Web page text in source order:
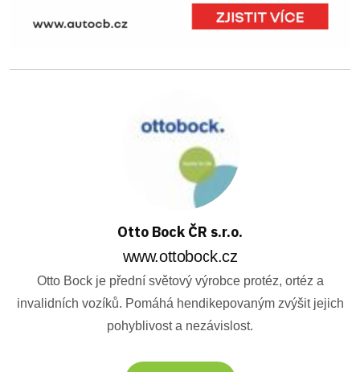
Otto Bock ČR s.r.o.
www.ottobock.cz
Otto Bock je přední světový výrobce protéz, ortéz a
invalidních vozíků. Pomáhá hendikepovaným zvýšit jejich
pohyblivost a nezávislost.